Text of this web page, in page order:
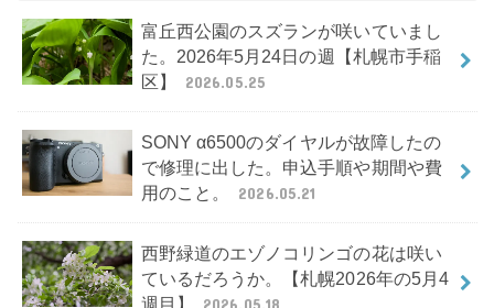
富丘西公園のスズランが咲いていまし
た。2026年5月24日の週【札幌市手稲
区】
2026.05.25
SONY α6500のダイヤルが故障したの
で修理に出した。申込手順や期間や費
用のこと。
2026.05.21
西野緑道のエゾノコリンゴの花は咲い
ているだろうか。【札幌2026年の5月4
週目】
2026.05.18